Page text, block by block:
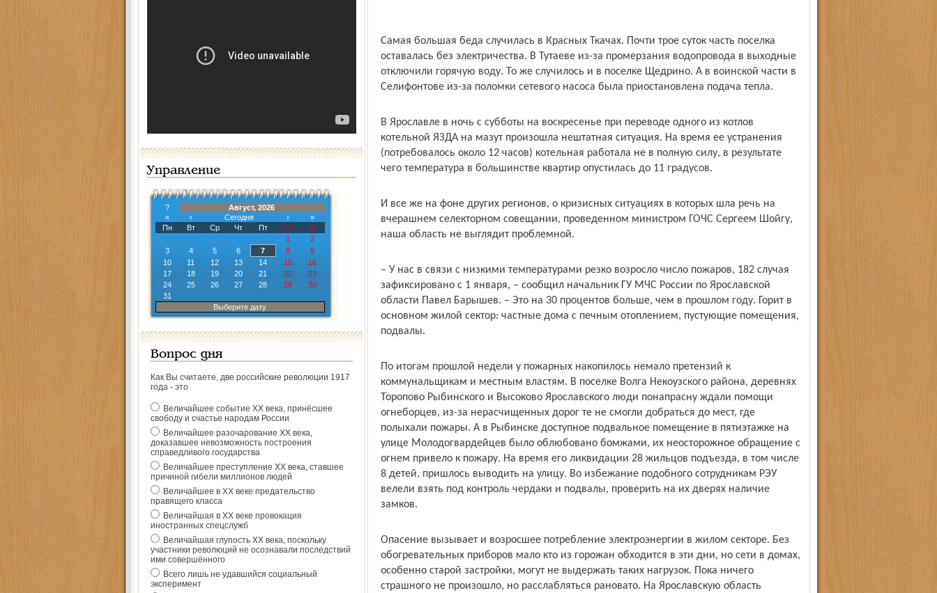
Управление
?
Август, 2026
«
‹ Сегодня ›
»
Пн
Вт Ср Чт Пт Сб
Вс
1
2
3
4 5 6 7 8
9
10
11 12 13 14 15
16
17
18 19 20 21 22
23
24
25 26 27 28 29
30
31
Выберите дату
Вопрос дня
Как Вы считаете, две российские революции 1917
года - это
Величайшее событие ХХ века, принёсшее
свободу и счастье народам России
Величайшее разочарование ХХ века,
доказавшее невозможность построения
справедливого государства
Величайшее преступление ХХ века, ставшее
причиной гибели миллионов людей
Величайшее в ХХ веке предательство
правящего класса
Величайшая в ХХ веке провокация
иностранных спецслужб
Величайшая глупость ХХ века, поскольку
участники революций не осознавали последствий
ими совершённого
Всего лишь не удавшийся социальный
эксперимент
Самая большая беда случилась в Красных Ткачах. Почти трое суток часть поселка
оставалась без электричества. В Тутаеве из-за промерзания водопровода в выходные
отключили горячую воду. То же случилось и в поселке Щедрино. А в воинской части в
Селифонтове из-за поломки сетевого насоса была приостановлена подача тепла.
В Ярославле в ночь с субботы на воскресенье при переводе одного из котлов
котельной ЯЗДА на мазут произошла нештатная ситуация. На время ее устранения
(потребовалось около 12 часов) котельная работала не в полную силу, в результате
чего температура в большинстве квартир опустилась до 11 градусов.
И все же на фоне других регионов, о кризисных ситуациях в которых шла речь на
вчерашнем селекторном совещании, проведенном министром ГОЧС Сергеем Шойгу,
наша область не выглядит проблемной.
– У нас в связи с низкими температурами резко возросло число пожаров, 182 случая
зафиксировано с 1 января, – сообщил начальник ГУ МЧС России по Ярославской
области Павел Барышев. – Это на 30 процентов больше, чем в прошлом году. Горит в
основном жилой сектор: частные дома с печным отоплением, пустующие помещения,
подвалы.
По итогам прошлой недели у пожарных накопилось немало претензий к
коммунальщикам и местным властям. В поселке Волга Некоузского района, деревнях
Торопово Рыбинского и Высоково Ярославского люди понапрасну ждали помощи
огнеборцев, из-за нерасчищенных дорог те не смогли добраться до мест, где
полыхали пожары. А в Рыбинске доступное подвальное помещение в пятиэтажке на
улице Молодогвардейцев было облюбовано бомжами, их неосторожное обращение с
огнем привело к пожару. На время его ликвидации 28 жильцов подъезда, в том числе
8 детей, пришлось выводить на улицу. Во избежание подобного сотрудникам РЭУ
велели взять под контроль чердаки и подвалы, проверить на их дверях наличие
замков.
Опасение вызывает и возросшее потребление электроэнергии в жилом секторе. Без
обог­ревательных приборов мало кто из горожан обходится в эти дни, но сети в домах,
особенно старой застройки, могут не выдержать таких нагрузок. Пока ничего
страшного не произошло, но расслабляться рановато. На Ярославскую область